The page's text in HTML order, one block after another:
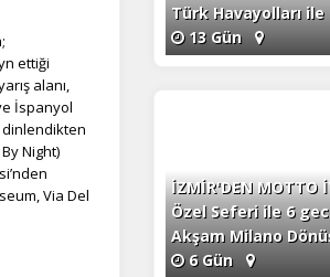
ettiği
alanı,
İspanyol
Night)
Via Del
Türk Havayolları ile
13 Gün
İZMİR'DEN MOTTO
Özel Seferi ile 6
Akşam Milano
6 Gün